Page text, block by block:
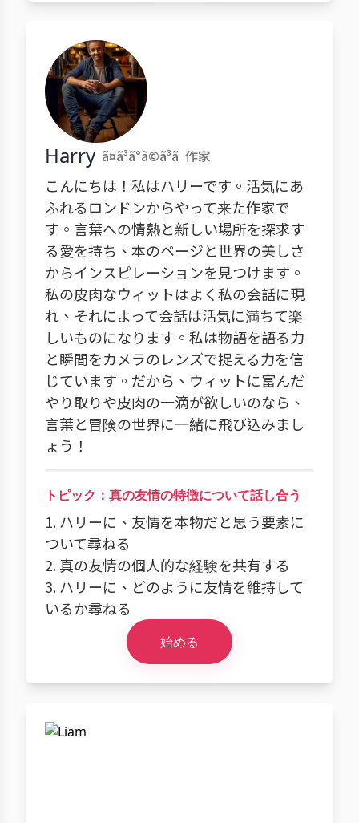
Harry ã¤ã³ã°ã©ã³ã 作家
こんにちは！私はハリーです。活気にあ
ふれるロンドンからやって来た作家で
す。言葉への情熱と新しい場所を探求す
る愛を持ち、本のページと世界の美しさ
からインスピレーションを見つけます。
私の皮肉なウィットはよく私の会話に現
れ、それによって会話は活気に満ちて楽
しいものになります。私は物語を語る力
と瞬間をカメラのレンズで捉える力を信
じています。だから、ウィットに富んだ
やり取りや皮肉の一滴が欲しいのなら、
言葉と冒険の世界に一緒に飛び込みまし
ょう！
トピック：真の友情の特徴について話し合う
1. ハリーに、友情を本物だと思う要素に
ついて尋ねる
2. 真の友情の個人的な経験を共有する
3. ハリーに、どのように友情を維持して
いるか尋ねる
始める